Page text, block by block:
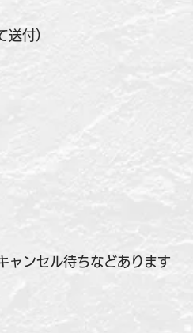
送付）
ャンセル待ちなどあります